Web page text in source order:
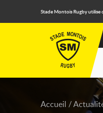
Stade Montois Rugby utilise
Accueil